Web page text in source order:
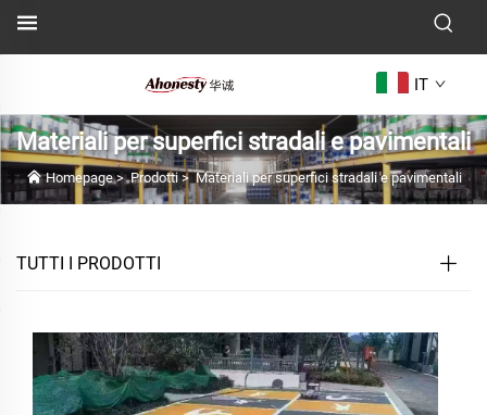
IT
Materiali per superfici stradali e pavimentali
Homepage>Prodotti>Materiali per superfici stradali e pavimentali
TUTTI I PRODOTTI